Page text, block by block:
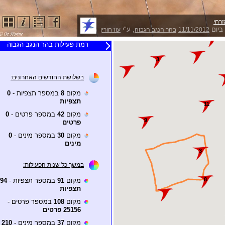
11/11/2012 בהר הנגב הגבוה, ע"י עוז חורין
רמת פעילות בהר הנגב הגבוה
בשלושת החודשים האחרונים:
מקום 8 במספר תצפיות - 0
תצפיות
מקום 42 במספר פרטים - 0
פרטים
מקום 30 במספר מינים - 0
מינים
במשך כל שנות הפעילות:
מקום 91 במספר תצפיות -
תצפיות
מקום 108 במספר פרטים -
25156 פרטים
מקום 37 במספר מינים - 210